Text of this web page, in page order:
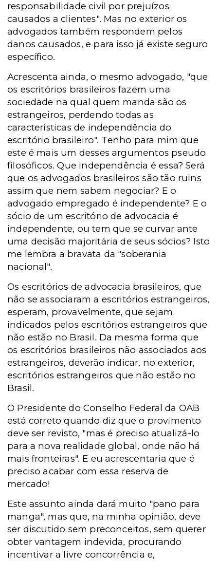
responsabilidade civil por prejuízos
causados a clientes". Mas no exterior os
advogados também respondem pelos
danos causados, e para isso já existe seguro
específico.
Acrescenta ainda, o mesmo advogado, "que
os escritórios brasileiros fazem uma
sociedade na qual quem manda são os
estrangeiros, perdendo todas as
características de independência do
escritório brasileiro". Tenho para mim que
este é mais um desses argumentos pseudo
filosóficos. Que independência é essa? Será
que os advogados brasileiros são tão ruins
assim que nem sabem negociar? E o
advogado empregado é independente? E o
sócio de um escritório de advocacia é
independente, ou tem que se curvar ante
uma decisão majoritária de seus sócios? Isto
me lembra a bravata da "soberania
nacional".
Os escritórios de advocacia brasileiros, que
não se associaram a escritórios estrangeiros,
esperam, provavelmente, que sejam
indicados pelos escritórios estrangeiros que
não estão no Brasil. Da mesma forma que
os escritórios brasileiros não associados aos
estrangeiros, deverão indicar, no exterior,
escritórios estrangeiros que não estão no
Brasil.
O Presidente do Conselho Federal da OAB
está correto quando diz que o provimento
deve ser revisto, "mas é preciso atualizá-lo
para a nova realidade global, onde não há
mais fronteiras". E eu acrescentaria que é
preciso acabar com essa reserva de
mercado!
Este assunto ainda dará muito "pano para
manga", mas que, na minha opinião, deve
ser discutido sem preconceitos, sem querer
obter vantagem indevida, procurando
incentivar a livre concorrência e,